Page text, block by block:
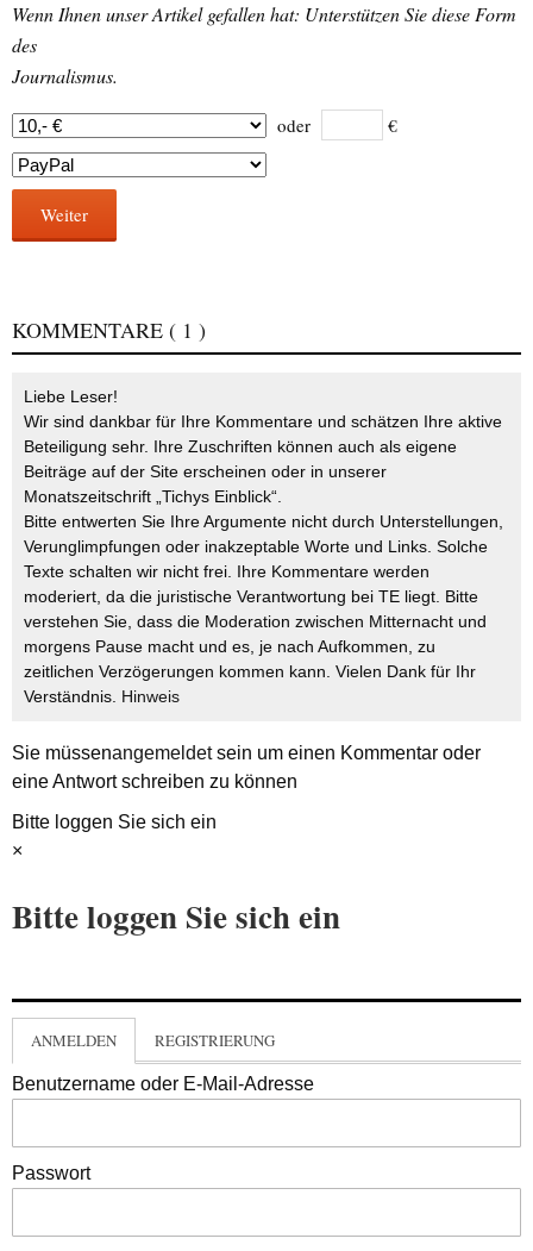
Wenn Ihnen unser Artikel gefallen hat: Unterstützen Sie diese Form
des
Journalismus.
oder €
Weiter
KOMMENTARE ( 1 )
Liebe Leser!
Wir sind dankbar für Ihre Kommentare und schätzen Ihre aktive
Beteiligung sehr. Ihre Zuschriften können auch als eigene
Beiträge auf der Site erscheinen oder in unserer
Monatszeitschrift „Tichys Einblick“.
Bitte entwerten Sie Ihre Argumente nicht durch Unterstellungen,
Verunglimpfungen oder inakzeptable Worte und Links. Solche
Texte schalten wir nicht frei. Ihre Kommentare werden
moderiert, da die juristische Verantwortung bei TE liegt. Bitte
verstehen Sie, dass die Moderation zwischen Mitternacht und
morgens Pause macht und es, je nach Aufkommen, zu
zeitlichen Verzögerungen kommen kann. Vielen Dank für Ihr
Verständnis. Hinweis
Sie müssenangemeldetsein um einen Kommentar oder
eine Antwort schreiben zu können
Bitte loggen Sie sich ein
×
Bitte loggen Sie sich ein
ANMELDEN REGISTRIERUNG
Benutzername oder E-Mail-Adresse
Passwort